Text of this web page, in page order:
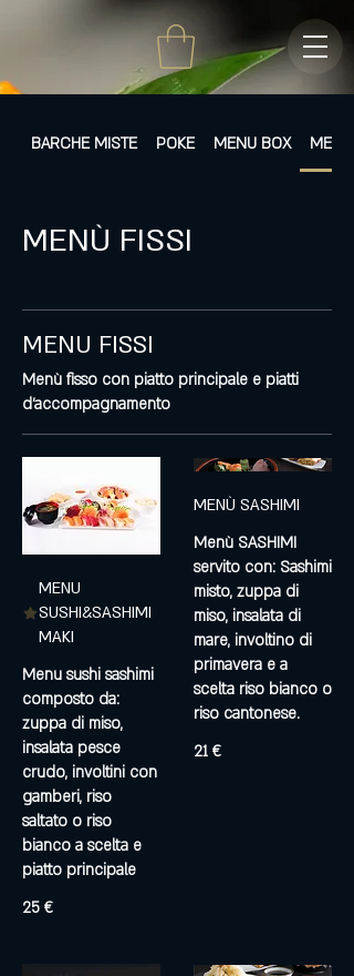
BARCHE MISTE POKE MENU BOX MENÙ
MENÙ FISSI
MENU FISSI
Menù fisso con piatto principale e piatti
d'accompagnamento
MENU
SUSHI&SASHIMI
MAKI
Menu sushi sashimi
composto da:
zuppa di miso,
insalata pesce
crudo, involtini con
gamberi, riso
saltato o riso
bianco a scelta e
piatto principale
25 €
MENÙ SASHIMI
Menù SASHIMI
servito con: Sashimi
misto, zuppa di
miso, insalata di
mare, involtino di
primavera e a
scelta riso bianco o
riso cantonese.
21 €